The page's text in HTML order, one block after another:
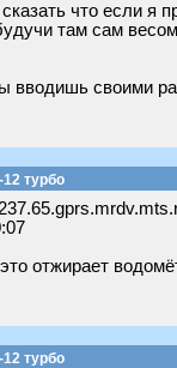
что если я
там сам
вводишь своими
12 турбо
отжирает
12 турбо